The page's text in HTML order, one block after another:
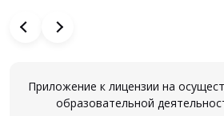
Приложение к лицензии на
образовательной